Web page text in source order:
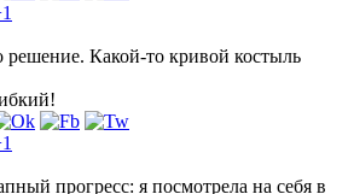
решение. Какой-то кривой костыль
прогресс: я посмотрела на себя в